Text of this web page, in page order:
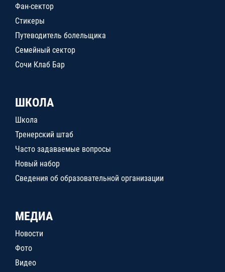
Фан-сектор
Стикеры
Путеводитель болельщика
Семейный сектор
Сочи Клаб Бар
ШКОЛА
Школа
Тренерский штаб
Часто задаваемые вопросы
Новый набор
Сведения об образовательной организации
МЕДИА
Новости
Фото
Видео